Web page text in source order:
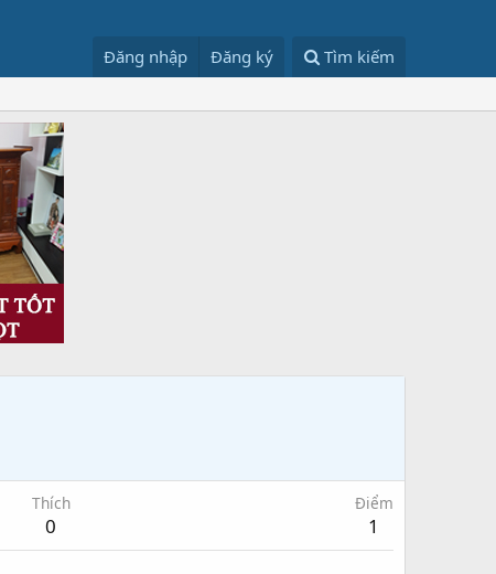
Đăng nhập Đăng ký Tìm kiếm
Thích
0
Điểm
1